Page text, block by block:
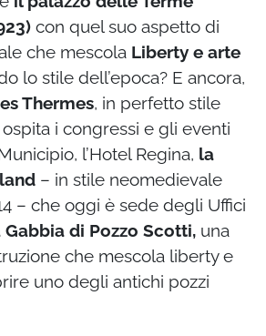
con quel suo aspetto di
che mescola Liberty e arte
lo stile dell’epoca? E ancora,
Thermes, in perfetto stile
i congressi e gli eventi
l’Hotel Regina, la
– in stile neomedievale
– che oggi è sede degli Uffici
Gabbia di Pozzo Scotti, una
che mescola liberty e
uno degli antichi pozzi